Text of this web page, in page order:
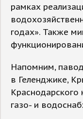
рамках
годах». Также
Напомним,
в Геленджике,
газо- и